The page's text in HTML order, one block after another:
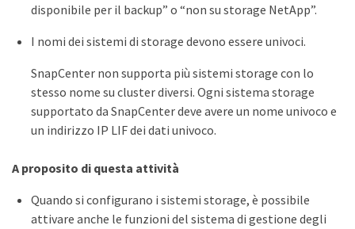
disponibile per il backup” o “non su storage NetApp”.
I nomi dei sistemi di storage devono essere univoci.
SnapCenter non supporta più sistemi storage con lo
stesso nome su cluster diversi. Ogni sistema storage
supportato da SnapCenter deve avere un nome univoco e
un indirizzo IP LIF dei dati univoco.
A proposito di questa attività
Quando si configurano i sistemi storage, è possibile
attivare anche le funzioni del sistema di gestione degli